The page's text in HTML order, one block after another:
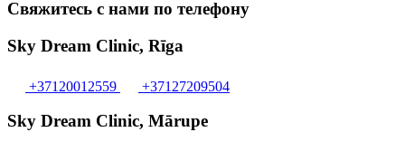
Свяжитесь с нами по телефону
Sky Dream Clinic, Rīga
+37120012559 +37127209504
Sky Dream Clinic, Mārupe